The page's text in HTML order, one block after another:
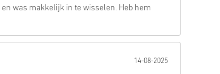
was makkelijk in te wisselen. Heb hem
14-08-2025